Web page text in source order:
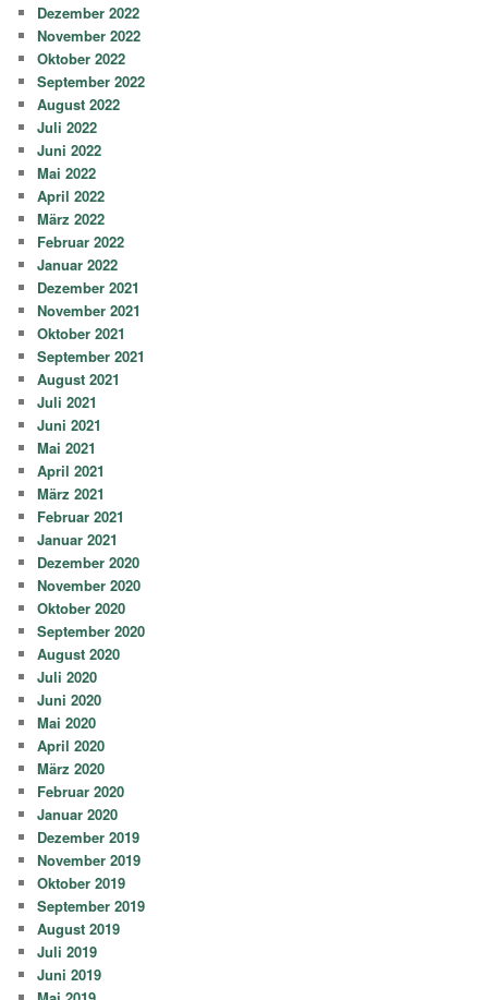
Dezember 2022
November 2022
Oktober 2022
September 2022
August 2022
Juli 2022
Juni 2022
Mai 2022
April 2022
März 2022
Februar 2022
Januar 2022
Dezember 2021
November 2021
Oktober 2021
September 2021
August 2021
Juli 2021
Juni 2021
Mai 2021
April 2021
März 2021
Februar 2021
Januar 2021
Dezember 2020
November 2020
Oktober 2020
September 2020
August 2020
Juli 2020
Juni 2020
Mai 2020
April 2020
März 2020
Februar 2020
Januar 2020
Dezember 2019
November 2019
Oktober 2019
September 2019
August 2019
Juli 2019
Juni 2019